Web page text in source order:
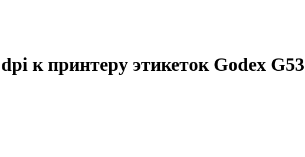
к принтеру этикеток Godex